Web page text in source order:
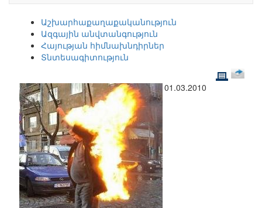
Աշխարհաքաղաքականություն
Ազգային անվտանգություն
Հայության հիմնախնդիրներ
Տնտեսագիտություն
01.03.2010